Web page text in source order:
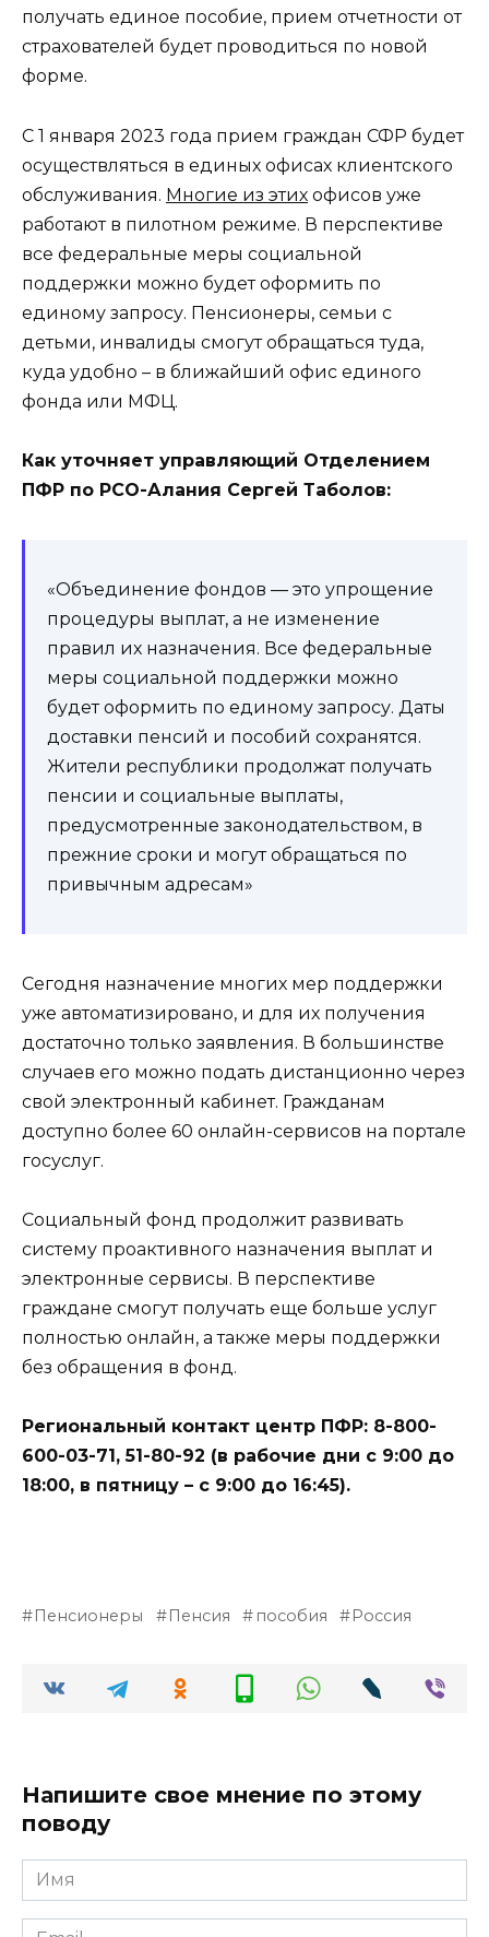
получать единое пособие, прием отчетности от
страхователей будет проводиться по новой
форме.
С 1 января 2023 года прием граждан СФР будет
осуществляться в единых офисах клиентского
обслуживания. Многие из этих офисов уже
работают в пилотном режиме. В перспективе
все федеральные меры социальной
поддержки можно будет оформить по
единому запросу. Пенсионеры, семьи с
детьми, инвалиды смогут обращаться туда,
куда удобно – в ближайший офис единого
фонда или МФЦ.
Как уточняет управляющий Отделением
ПФР по РСО-Алания Сергей Таболов:
«Объединение фондов — это упрощение
процедуры выплат, а не изменение
правил их назначения. Все федеральные
меры социальной поддержки можно
будет оформить по единому запросу. Даты
доставки пенсий и пособий сохранятся.
Жители республики продолжат получать
пенсии и социальные выплаты,
предусмотренные законодательством, в
прежние сроки и могут обращаться по
привычным адресам»
Сегодня назначение многих мер поддержки
уже автоматизировано, и для их получения
достаточно только заявления. В большинстве
случаев его можно подать дистанционно через
свой электронный кабинет. Гражданам
доступно более 60 онлайн-сервисов на портале
госуслуг.
Социальный фонд продолжит развивать
систему проактивного назначения выплат и
электронные сервисы. В перспективе
граждане смогут получать еще больше услуг
полностью онлайн, а также меры поддержки
без обращения в фонд.
Региональный контакт центр ПФР: 8-800-
600-03-71, 51-80-92 (в рабочие дни с 9:00 до
18:00, в пятницу – с 9:00 до 16:45).
Пенсионеры Пенсия пособия Россия
Напишите свое мнение по этому
поводу
Имя
*
Email